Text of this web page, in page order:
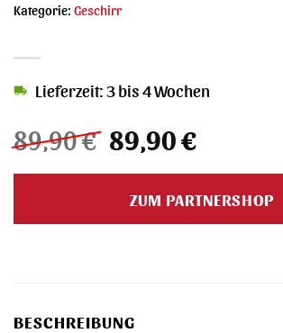
89,90€ Ursprünglicher
Preis
war:
89,90 €
89,90€Aktueller
ist:
89,90 €.
Lieferzeit: 3 bis 4 Wochen
ZUM PARTNERSHOP
Kategorie: Geschirr
BESCHREIBUNG